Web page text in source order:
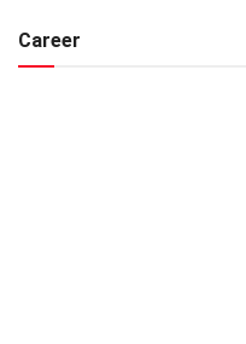
Career